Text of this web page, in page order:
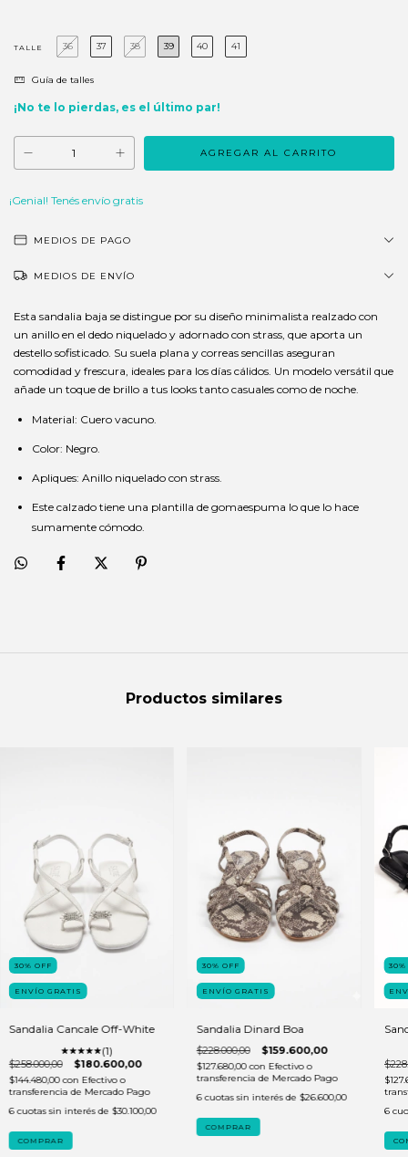
TALLE 36 37 38 39 40 41
Guía de talles
¡No te lo pierdas, es el último par!
¡Genial! Tenés envío gratis
MEDIOS DE PAGO
MEDIOS DE ENVÍO
Esta sandalia baja se distingue por su diseño minimalista realzado con
un anillo en el dedo niquelado y adornado con strass, que aporta un
destello sofisticado. Su suela plana y correas sencillas aseguran
comodidad y frescura, ideales para los días cálidos. Un modelo versátil que
añade un toque de brillo a tus looks tanto casuales como de noche.
Material: Cuero vacuno.
Color: Negro.
Apliques: Anillo niquelado con strass.
Este calzado tiene una plantilla de gomaespuma lo que lo hace
sumamente cómodo.
Productos similares
30% OFF
ENVÍO GRATIS
Sandalia Cancale Off-White
(1)
$258.000,00 $180.600,00
$144.480,00con Efectivo o
transferencia de Mercado Pago
6 cuotas sin interés de $30.100,00
COMPRAR
30% OFF
ENVÍO GRATIS
Sandalia Dinard Boa
$228.000,00 $159.600,00
$127.680,00con Efectivo o
transferencia de Mercado Pago
6 cuotas sin interés de $26.600,00
COMPRAR
30
6